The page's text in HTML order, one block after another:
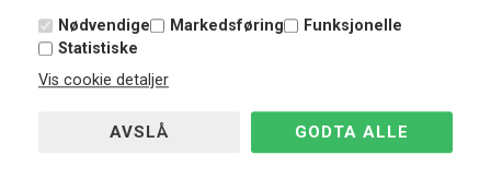
Nødvendige Markedsføring
Funksjonelle
Statistiske
Vis cookie detaljer
Man - Tor:10:00 - 15:00
Lørdag
Stengt
Kundeservice